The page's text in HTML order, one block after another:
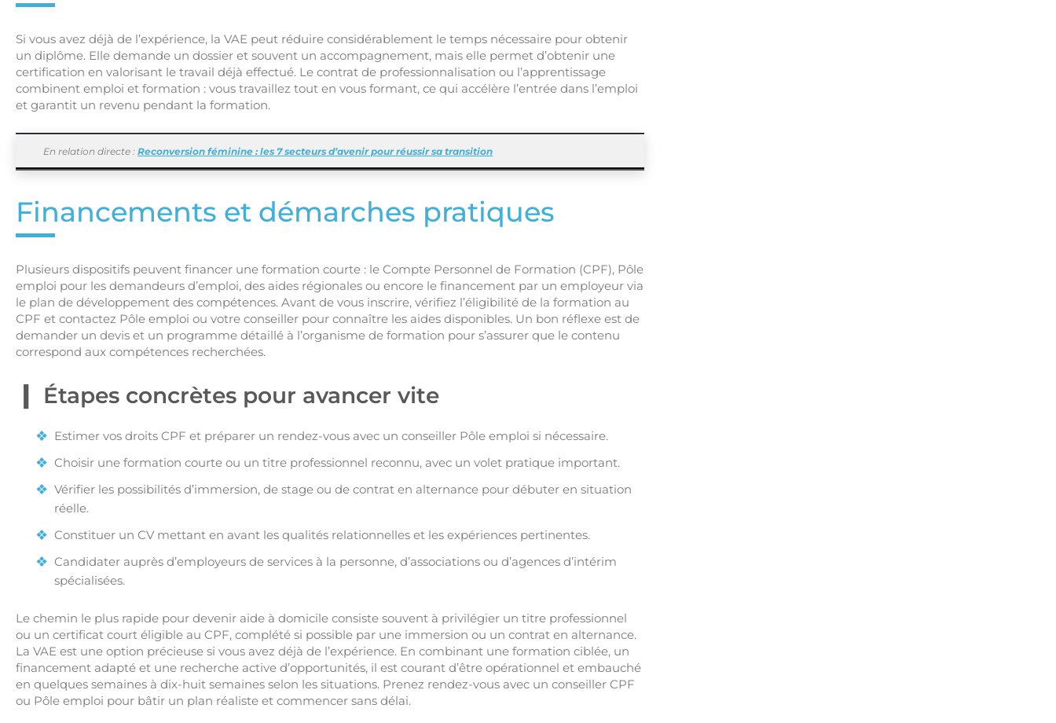
Si vous avez déjà de l’expérience, la VAE peut réduire considérablement le temps nécessaire pour obtenir
un diplôme. Elle demande un dossier et souvent un accompagnement, mais elle permet d’obtenir une
certification en valorisant le travail déjà effectué. Le contrat de professionnalisation ou l’apprentissage
combinent emploi et formation : vous travaillez tout en vous formant, ce qui accélère l’entrée dans l’emploi
et garantit un revenu pendant la formation.
En relation directe : Reconversion féminine : les 7 secteurs d’avenir pour réussir sa transition
Financements et démarches pratiques
Plusieurs dispositifs peuvent financer une formation courte : le Compte Personnel de Formation (CPF), Pôle
emploi pour les demandeurs d’emploi, des aides régionales ou encore le financement par un employeur via
le plan de développement des compétences. Avant de vous inscrire, vérifiez l’éligibilité de la formation au
CPF et contactez Pôle emploi ou votre conseiller pour connaître les aides disponibles. Un bon réflexe est de
demander un devis et un programme détaillé à l’organisme de formation pour s’assurer que le contenu
correspond aux compétences recherchées.
Étapes concrètes pour avancer vite
Estimer vos droits CPF et préparer un rendez-vous avec un conseiller Pôle emploi si nécessaire.
Choisir une formation courte ou un titre professionnel reconnu, avec un volet pratique important.
Vérifier les possibilités d’immersion, de stage ou de contrat en alternance pour débuter en situation
réelle.
Constituer un CV mettant en avant les qualités relationnelles et les expériences pertinentes.
Candidater auprès d’employeurs de services à la personne, d’associations ou d’agences d’intérim
spécialisées.
Le chemin le plus rapide pour devenir aide à domicile consiste souvent à privilégier un titre professionnel
ou un certificat court éligible au CPF, complété si possible par une immersion ou un contrat en alternance.
La VAE est une option précieuse si vous avez déjà de l’expérience. En combinant une formation ciblée, un
financement adapté et une recherche active d’opportunités, il est courant d’être opérationnel et embauché
en quelques semaines à dix-huit semaines selon les situations. Prenez rendez-vous avec un conseiller CPF
ou Pôle emploi pour bâtir un plan réaliste et commencer sans délai.